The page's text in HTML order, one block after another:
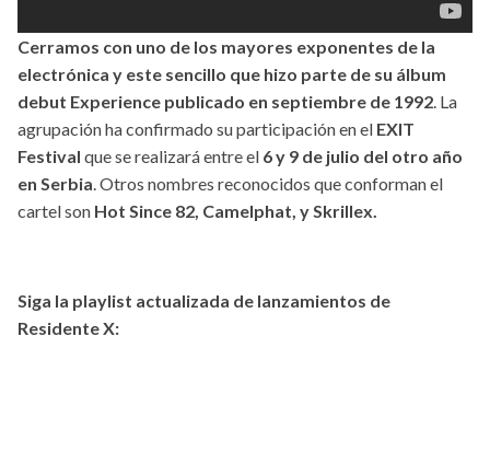
Cerramos con uno de los mayores exponentes de la
electrónica y este sencillo que hizo parte de su álbum
debut Experience publicado en septiembre de 1992. La
agrupación ha confirmado su participación en el EXIT
Festival que se realizará entre el 6 y 9 de julio del otro año
en Serbia. Otros nombres reconocidos que conforman el
cartel son Hot Since 82, Camelphat, y Skrillex.
Siga la playlist actualizada de lanzamientos de
Residente X: